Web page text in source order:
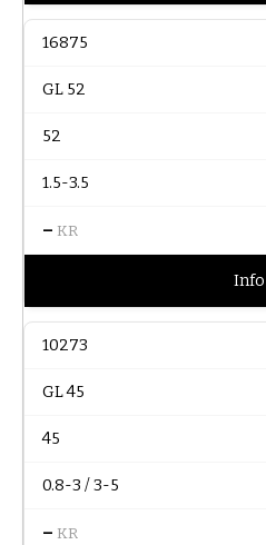
16875
GL 52
52
1.5-3.5
– KR
Info
10273
GL 45
45
0.8-3 / 3-5
– KR